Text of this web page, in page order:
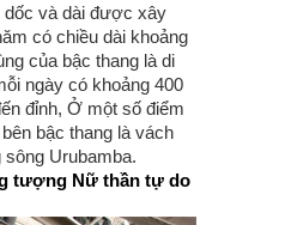
và dài được xây
có chiều dài khoảng
của bậc thang là di
ngày có khoảng 400
đỉnh, Ở một số điểm
bậc thang là vách
Urubamba.
tượng Nữ thần tự do